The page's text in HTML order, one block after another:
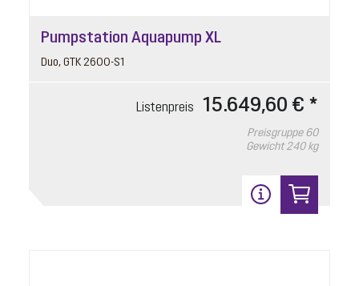
Pumpstation Aquapump XL
Duo, GTK 2600-S1
Listenpreis 15.649,60 € *
Preisgruppe 60
Gewicht 240 kg